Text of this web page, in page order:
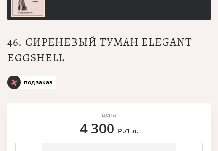
46. СИРЕНЕВЫЙ ТУМАН ELEGANT
EGGSHELL
под заказ
цена
4 300 Р./1 л.